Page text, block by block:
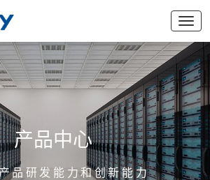
产品中心
品研发能力和创新能力